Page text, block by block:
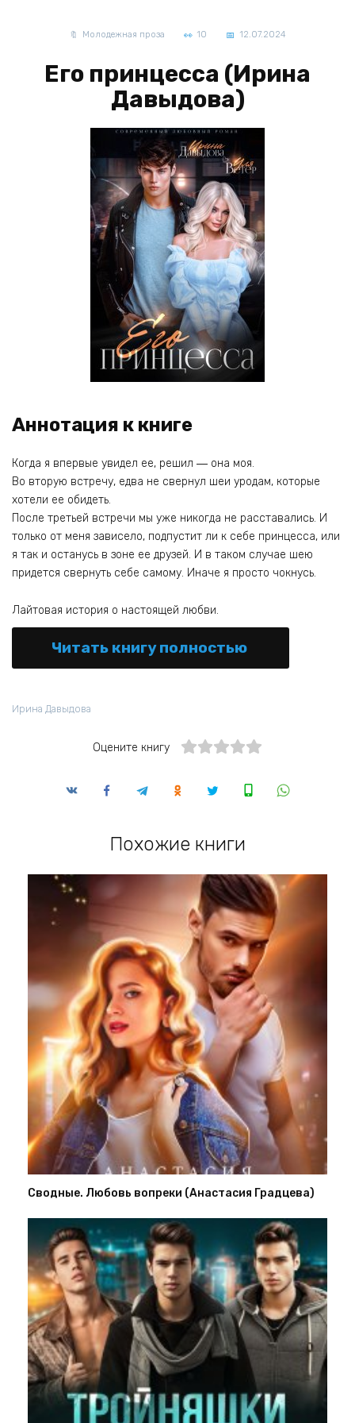
Молодежная проза 10 12.07.2024
Его принцесса (Ирина
Давыдова)
Аннотация к книге
Когда я впервые увидел ее, решил ― она моя.
Во вторую встречу, едва не свернул шеи уродам, которые
хотели ее обидеть.
После третьей встречи мы уже никогда не расставались. И
только от меня зависело, подпустит ли к себе принцесса, или
я так и останусь в зоне ее друзей. И в таком случае шею
придется свернуть себе самому. Иначе я просто чокнусь.
Лайтовая история о настоящей любви.
Читать книгу полностью
Ирина Давыдова
Оцените книгу
Похожие книги
Сводные. Любовь вопреки (Анастасия Градцева)